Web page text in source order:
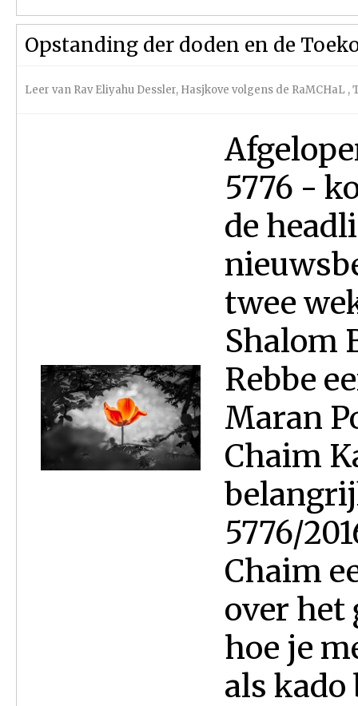
Opstanding der doden en de
Leer van Rav Eliyahu Dessler, Hasjkove volgens de RaMCHaL ,
5776 -
de
twee
Shalom
Rebbe
Maran
Chaim
5776/
Chaim
over het
hoe je
als kado